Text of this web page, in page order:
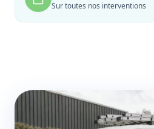
Sur toutes nos interventions